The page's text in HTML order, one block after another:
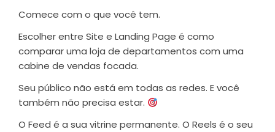
Comece com o que você tem.
Escolher entre Site e Landing Page é como
comparar uma loja de departamentos com uma
cabine de vendas focada.
Seu público não está em todas as redes. E você
também não precisa estar.
O Feed é a sua vitrine permanente. O Reels é o seu